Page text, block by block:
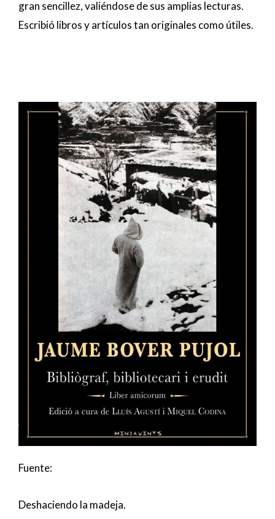
gran sencillez, valiéndose de sus amplias lecturas.
Escribió libros y artículos tan originales como útiles.
Fuente:
Deshaciendo la madeja.